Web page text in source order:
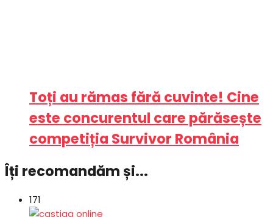
Toți au rămas fără cuvinte! Cine
este concurentul care părăsește
competiția Survivor România
Îți recomandăm și...
171